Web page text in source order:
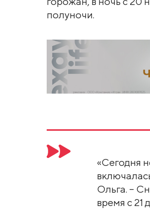
полуночи.
«Сегодня
Ольга. –
время с 21